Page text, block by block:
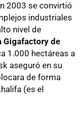
2003 se convirtió
industriales
nivel de
Gigafactory de
1.000 hectáreas a
aseguró en su
de forma
(es el